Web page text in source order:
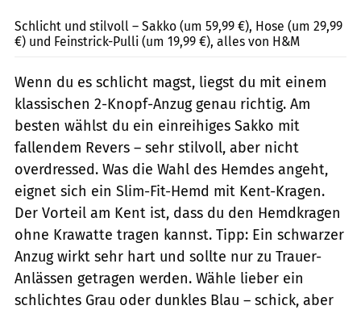
Schlicht und stilvoll – Sakko (um 59,99 €), Hose (um 29,99
€) und Feinstrick-Pulli (um 19,99 €), alles von H&M
Wenn du es schlicht magst, liegst du mit einem
klassischen 2-Knopf-Anzug genau richtig. Am
besten wählst du ein einreihiges Sakko mit
fallendem Revers – sehr stilvoll, aber nicht
overdressed. Was die Wahl des Hemdes angeht,
eignet sich ein Slim-Fit-Hemd mit Kent-Kragen.
Der Vorteil am Kent ist, dass du den Hemdkragen
ohne Krawatte tragen kannst. Tipp: Ein schwarzer
Anzug wirkt sehr hart und sollte nur zu Trauer-
Anlässen getragen werden. Wähle lieber ein
schlichtes Grau oder dunkles Blau – schick, aber